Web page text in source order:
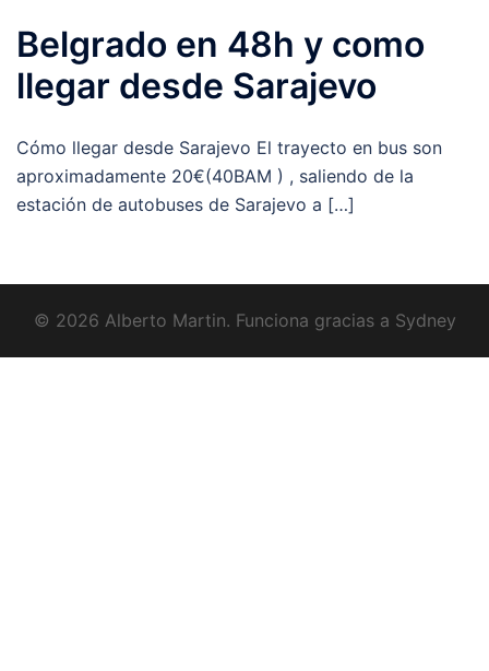
Belgrado en 48h y como
llegar desde Sarajevo
Cómo llegar desde Sarajevo El trayecto en bus son
aproximadamente 20€(40BAM ) , saliendo de la
estación de autobuses de Sarajevo a […]
© 2026 Alberto Martin. Funciona gracias a Sydney